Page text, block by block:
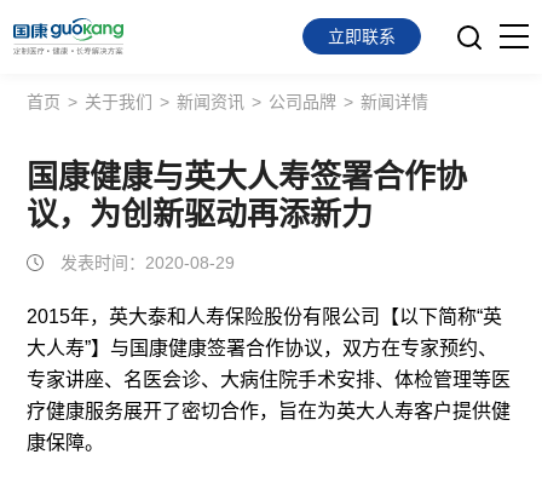
首页
面向会员
面向企业
关于我们
立即联系
首页 > 关于我们 > 新闻资讯 > 公司品牌 > 新闻详情
国康健康与英大人寿签署合作协
议，为创新驱动再添新力
发表时间：2020-08-29
2015年，英大泰和人寿保险股份有限公司【以下简称“英
大人寿”】与国康健康签署合作协议，双方在专家预约、
专家讲座、名医会诊、大病住院手术安排、体检管理等医
疗健康服务展开了密切合作，旨在为英大人寿客户提供健
康保障。